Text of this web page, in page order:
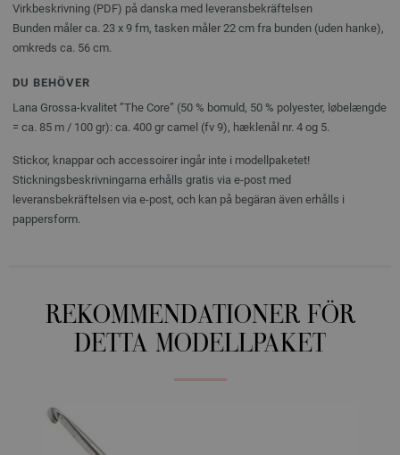
Virkbeskrivning (PDF) på danska med leveransbekräftelsen
Bunden måler ca. 23 x 9 fm, tasken måler 22 cm fra bunden (uden hanke),
omkreds ca. 56 cm.
DU BEHÖVER
Lana Grossa-kvalitet ”The Core” (50 % bomuld, 50 % polyester, løbelængde
= ca. 85 m / 100 gr): ca. 400 gr camel (fv 9), hæklenål nr. 4 og 5.
Stickor, knappar och accessoirer ingår inte i modellpaketet!
Stickningsbeskrivningarna erhålls gratis via e-post med
leveransbekräftelsen via e-post, och kan på begäran även erhålls i
pappersform.
REKOMMENDATIONER FÖR
DETTA MODELLPAKET